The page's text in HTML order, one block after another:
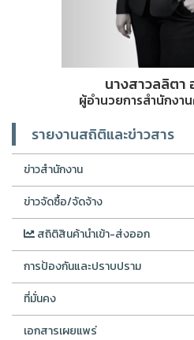
นางสาวลลิตา
ผู้อำนวยการสำนักงา
รายงานสถิติและข่าวสาร
ข่าวสำนักงาน
ข่าวจัดซื้อ/จัดจ้าง
สถิติสินค้านำเข้า-ส่งออก
การป้องกันและปราบปราม
ที่มั่นคง
เอกสารเผยแพร่